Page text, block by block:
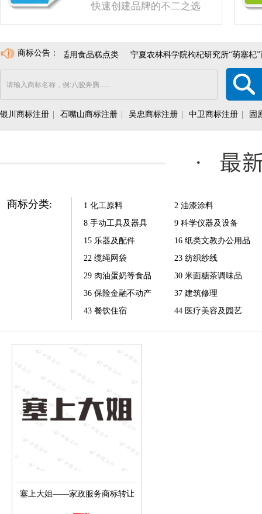
快速创建品牌的不二之选
商标公告：
，状态良好，适用食品糕点类 宁夏农林科学院枸杞研究所“萌塞杞”
银川商标注册 石嘴山商标注册 吴忠商标注册 中卫商标注册 固
商标分类: 1 化工原料
2 油漆涂料
8 手动工具及器具
9 科学仪器及设备
15 乐器及配件
16 纸类文教办公用品
22 缆绳网袋
23 纺织纱线
29 肉油蛋奶等食品
30 米面糖茶调味品
36 保险金融不动产
37 建筑修理
43 餐饮住宿
44 医疗美容及园艺
塞上大姐——家政服务商标转让